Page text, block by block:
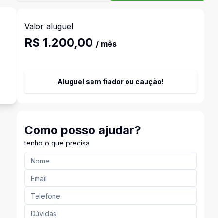
Valor aluguel
R$ 1.200,00 / mês
Aluguel sem fiador ou caução!
Como posso ajudar?
tenho o que precisa